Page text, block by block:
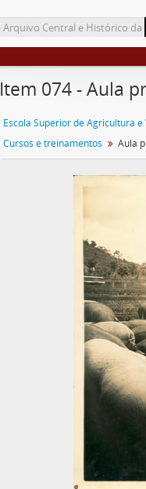
Item 074 - Aula
Cursos e treinamentos
Aula